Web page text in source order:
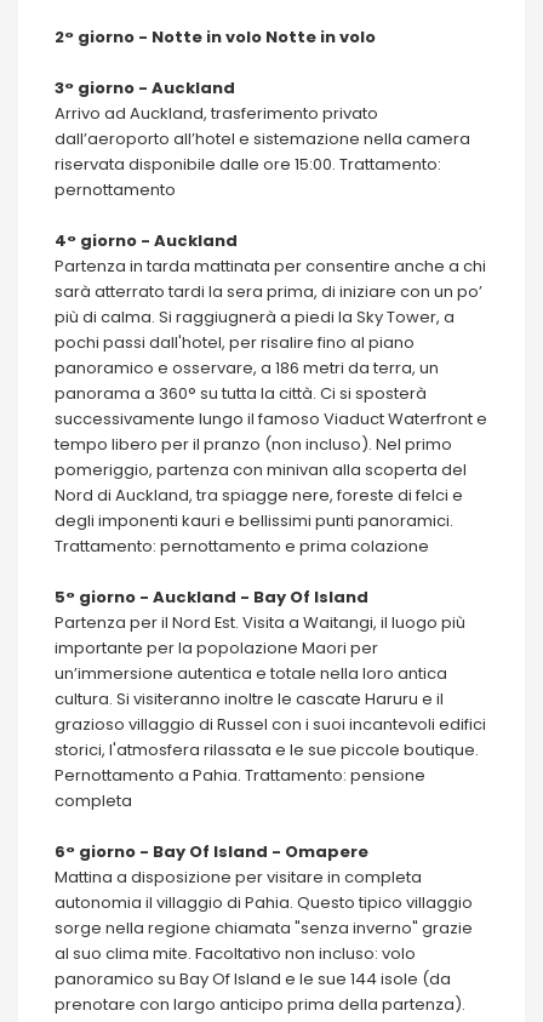
2° giorno - Notte in volo Notte in volo
3° giorno - Auckland
Arrivo ad Auckland, trasferimento privato
dall’aeroporto all’hotel e sistemazione nella camera
riservata disponibile dalle ore 15:00. Trattamento:
pernottamento
4° giorno - Auckland
Partenza in tarda mattinata per consentire anche a chi
sarà atterrato tardi la sera prima, di iniziare con un po’
più di calma. Si raggiugnerà a piedi la Sky Tower, a
pochi passi dall'hotel, per risalire fino al piano
panoramico e osservare, a 186 metri da terra, un
panorama a 360° su tutta la città. Ci si sposterà
successivamente lungo il famoso Viaduct Waterfront e
tempo libero per il pranzo (non incluso). Nel primo
pomeriggio, partenza con minivan alla scoperta del
Nord di Auckland, tra spiagge nere, foreste di felci e
degli imponenti kauri e bellissimi punti panoramici.
Trattamento: pernottamento e prima colazione
5° giorno - Auckland - Bay Of Island
Partenza per il Nord Est. Visita a Waitangi, il luogo più
importante per la popolazione Maori per
un’immersione autentica e totale nella loro antica
cultura. Si visiteranno inoltre le cascate Haruru e il
grazioso villaggio di Russel con i suoi incantevoli edifici
storici, l'atmosfera rilassata e le sue piccole boutique.
Pernottamento a Pahia. Trattamento: pensione
completa
6° giorno - Bay Of Island - Omapere
Mattina a disposizione per visitare in completa
autonomia il villaggio di Pahia. Questo tipico villaggio
sorge nella regione chiamata "senza inverno" grazie
al suo clima mite. Facoltativo non incluso: volo
panoramico su Bay Of Island e le sue 144 isole (da
prenotare con largo anticipo prima della partenza).